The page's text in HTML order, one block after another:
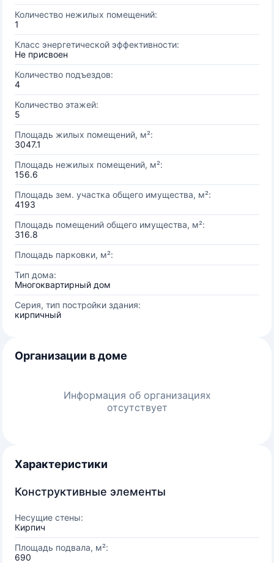
Количество нежилых помещений:
1
Класс энергетической эффективности:
Не присвоен
Количество подъездов:
4
Количество этажей:
5
Площадь жилых помещений, м²:
3047.1
Площадь нежилых помещений, м²:
156.6
Площадь зем. участка общего имущества, м²:
4193
Площадь помещений общего имущества, м²:
316.8
Площадь парковки, м²:
Тип дома:
Многоквартирный дом
Серия, тип постройки здания:
кирпичный
Организации в доме
Информация об организациях
отсутствует
Характеристики
Конструктивные элементы
Несущие стены:
Кирпич
Площадь подвала, м²:
690